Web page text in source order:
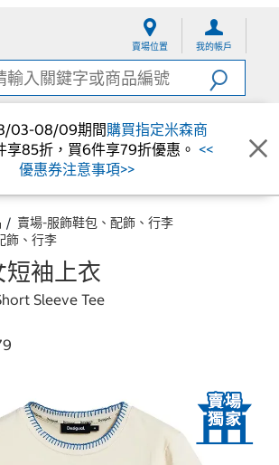
賣場位置 我的帳戶
03-08/09期間購買指定米森商
享85折，買6件享79折優惠。 <<
優惠券注意事項>>
賣場-服飾鞋包、配飾、行李
飾、行李
袖上衣
Sleeve Tee